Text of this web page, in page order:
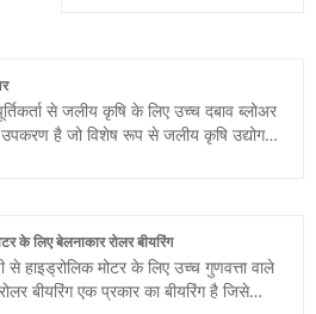
से जलीय कृषि के लिए उच्च दबाव ब्लोअर
है जो विशेष रूप से जलीय कृषि उद्योग
ब्लोअर तकनीक का उपयोग करता है।
के लिए बेलनाकार रोलर बीयरिंग
से हाइड्रोलिक मोटर के लिए उच्च गुणवत्ता वाले
बीयरिंग एक प्रकार का बीयरिंग है जिसे